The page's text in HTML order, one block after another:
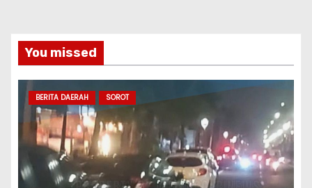
You missed
BERITA DAERAH SOROT